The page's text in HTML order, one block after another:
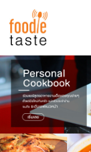
สูตรอาหาร
สูตรอาหาร
Top Foodie
พาไปชิม
สารพันก้นครัว